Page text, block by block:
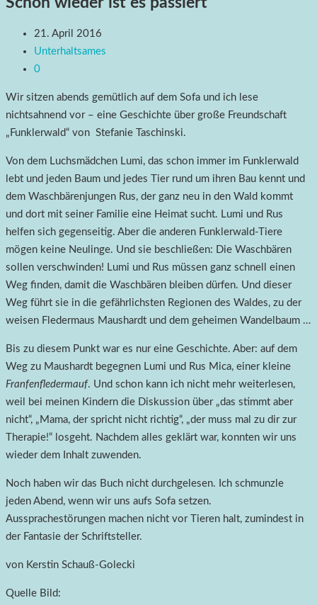
21. April 2016
Unterhaltsames
0
Wir sitzen abends gemütlich auf dem Sofa und ich lese
nichtsahnend vor – eine Geschichte über große Freundschaft
„Funklerwald“ von Stefanie Taschinski.
Von dem Luchsmädchen Lumi, das schon immer im Funklerwald
lebt und jeden Baum und jedes Tier rund um ihren Bau kennt und
dem Waschbärenjungen Rus, der ganz neu in den Wald kommt
und dort mit seiner Familie eine Heimat sucht. Lumi und Rus
helfen sich gegenseitig. Aber die anderen Funklerwald-Tiere
mögen keine Neulinge. Und sie beschließen: Die Waschbären
sollen verschwinden! Lumi und Rus müssen ganz schnell einen
Weg finden, damit die Waschbären bleiben dürfen. Und dieser
Weg führt sie in die gefährlichsten Regionen des Waldes, zu der
weisen Fledermaus Maushardt und dem geheimen Wandelbaum …
Bis zu diesem Punkt war es nur eine Geschichte. Aber: auf dem
Weg zu Maushardt begegnen Lumi und Rus Mica, einer kleine
Franfenfledermauf. Und schon kann ich nicht mehr weiterlesen,
weil bei meinen Kindern die Diskussion über „das stimmt aber
nicht“, „Mama, der spricht nicht richtig“, „der muss mal zu dir zur
Therapie!“ losgeht. Nachdem alles geklärt war, konnten wir uns
wieder dem Inhalt zuwenden.
Noch haben wir das Buch nicht durchgelesen. Ich schmunzle
jeden Abend, wenn wir uns aufs Sofa setzen.
Aussprachestörungen machen nicht vor Tieren halt, zumindest in
der Fantasie der Schriftsteller.
von Kerstin Schauß-Golecki
Quelle Bild: